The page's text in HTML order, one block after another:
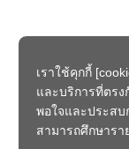
เราใช้คุกกี้
และบริการที่ตร
พอใจและประส
สามารถศึกษารา